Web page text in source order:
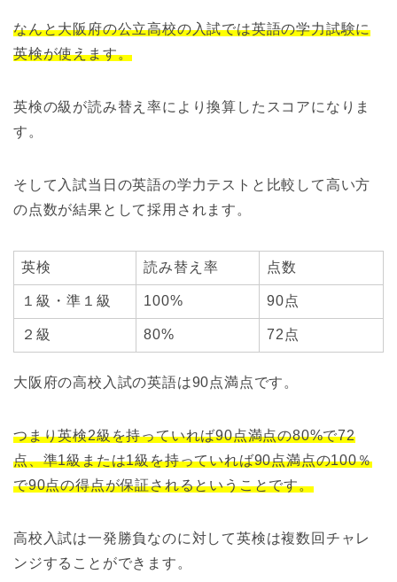
なんと大阪府の公立高校の入試では英語の学力試験に
英検が使えます。
英検の級が読み替え率により換算したスコアになりま
す。
そして入試当日の英語の学力テストと比較して高い方
の点数が結果として採用されます。
英検 読み替え率 点数
１級・準１級 100% 90点
２級 80% 72点
大阪府の高校入試の英語は90点満点です。
つまり英検2級を持っていれば90点満点の80%で72
点、準1級または1級を持っていれば90点満点の100％
で90点の得点が保証されるということです。
高校入試は一発勝負なのに対して英検は複数回チャレ
ンジすることができます。